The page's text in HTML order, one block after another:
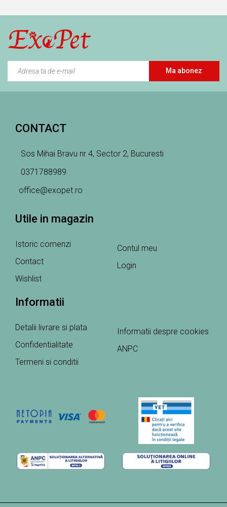
CAINI
Ma abonez
CONTACT
Sos Mihai Bravu nr 4, Sector 2, Bucuresti
0371788989
office@exopet.ro
Utile in magazin
Istoric comenzi
Contact
Wishlist
Contul meu
Login
Informatii
Detalii livrare si plata
Confidentialitate
Termeni si conditii
Informatii despre cookies
ANPC